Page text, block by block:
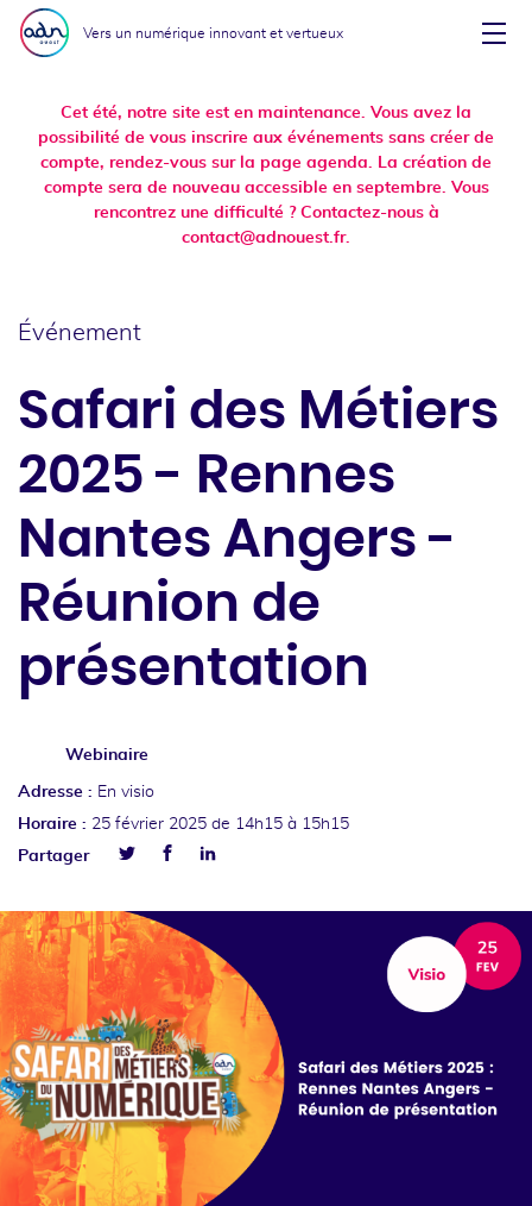
Aller au menu
Aller au contenu
Vers un numérique innovant et vertueux
Cet été, notre site est en maintenance. Vous avez la
possibilité de vous inscrire aux événements sans créer de
compte, rendez-vous sur la page agenda. La création de
compte sera de nouveau accessible en septembre. Vous
rencontrez une difficulté ? Contactez-nous à
contact@adnouest.fr.
Événement
Safari des Métiers
2025 - Rennes
Nantes Angers -
Réunion de
présentation
Webinaire
Adresse : En visio
Horaire : 25 février 2025 de 14h15 à 15h15
Partager
FacebookLinkedin